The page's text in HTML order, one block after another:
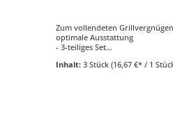
Zum vollendeten
optimale Ausstattung
- 3-teiliges Set
- hochwertiger Softtouch-Griff
Inhalt: 3 Stück (16,67 €* / 1